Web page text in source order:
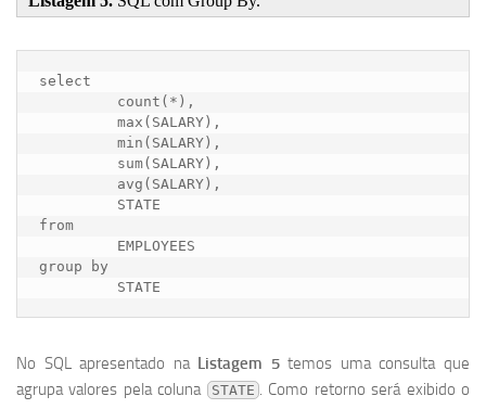
select
from
group by
         STATE
No SQL apresentado na Listagem 5temos uma consulta que
agrupa valores pela coluna
STATE . Como retorno será exibido o